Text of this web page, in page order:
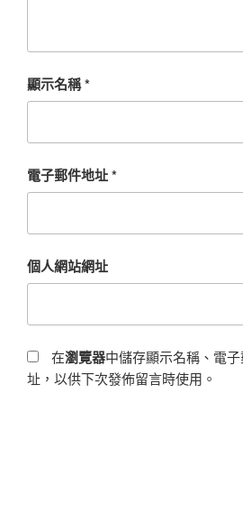
顯示名稱*
電子郵件地址*
個人網站網址
在瀏覽器中儲存顯示名稱、電
址，以供下次發佈留言時使用。